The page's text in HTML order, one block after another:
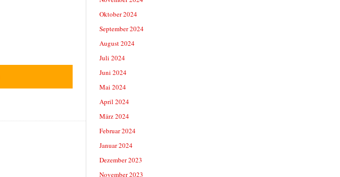
Oktober 2024
September 2024
August 2024
Juli 2024
Juni 2024
Mai 2024
April 2024
März 2024
Februar 2024
Januar 2024
Dezember 2023
November 2023